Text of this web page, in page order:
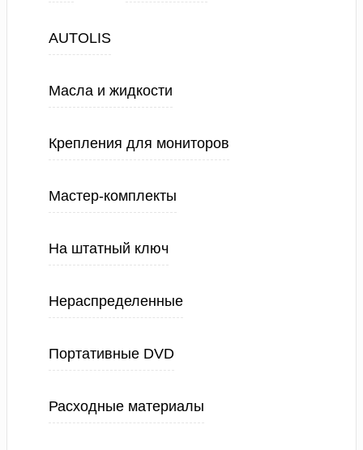
AUTOLIS
Масла и жидкости
Крепления для мониторов
Мастер-комплекты
На штатный ключ
Нераспределенные
Портативные DVD
Расходные материалы